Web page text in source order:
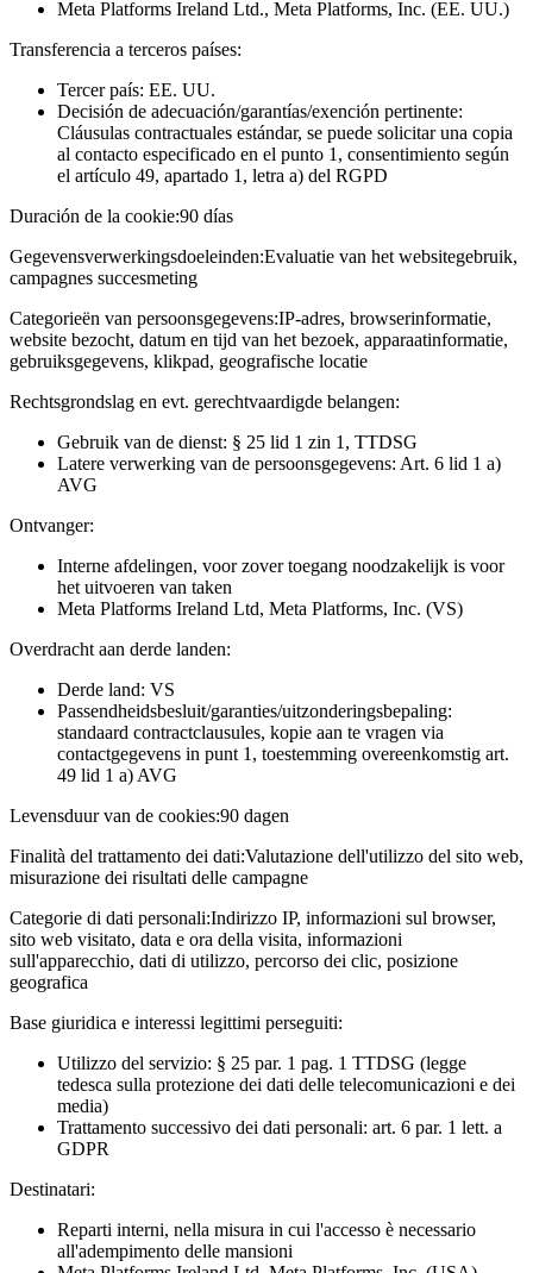
Meta Platforms Ireland Ltd., Meta Platforms, Inc. (EE. UU.)
Transferencia a terceros países:
Tercer país: EE. UU.
Decisión de adecuación/garantías/exención pertinente:
Cláusulas contractuales estándar, se puede solicitar una copia
al contacto especificado en el punto 1, consentimiento según
el artículo 49, apartado 1, letra a) del RGPD
Duración de la cookie:90 días
Gegevensverwerkingsdoeleinden:Evaluatie van het websitegebruik,
campagnes succesmeting
Categorieën van persoonsgegevens:IP-adres, browserinformatie,
website bezocht, datum en tijd van het bezoek, apparaatinformatie,
gebruiksgegevens, klikpad, geografische locatie
Rechtsgrondslag en evt. gerechtvaardigde belangen:
Gebruik van de dienst: § 25 lid 1 zin 1, TTDSG
Latere verwerking van de persoonsgegevens: Art. 6 lid 1 a)
AVG
Ontvanger:
Interne afdelingen, voor zover toegang noodzakelijk is voor
het uitvoeren van taken
Meta Platforms Ireland Ltd, Meta Platforms, Inc. (VS)
Overdracht aan derde landen:
Derde land: VS
Passendheidsbesluit/garanties/uitzonderingsbepaling:
standaard contractclausules, kopie aan te vragen via
contactgegevens in punt 1, toestemming overeenkomstig art.
49 lid 1 a) AVG
Levensduur van de cookies:90 dagen
Finalità del trattamento dei dati:Valutazione dell'utilizzo del sito web,
misurazione dei risultati delle campagne
Categorie di dati personali:Indirizzo IP, informazioni sul browser,
sito web visitato, data e ora della visita, informazioni
sull'apparecchio, dati di utilizzo, percorso dei clic, posizione
geografica
Base giuridica e interessi legittimi perseguiti:
Utilizzo del servizio: § 25 par. 1 pag. 1 TTDSG (legge
tedesca sulla protezione dei dati delle telecomunicazioni e dei
media)
Trattamento successivo dei dati personali: art. 6 par. 1 lett. a
GDPR
Destinatari:
Reparti interni, nella misura in cui l'accesso è necessario
all'adempimento delle mansioni